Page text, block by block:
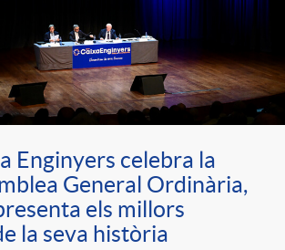
Enginyers celebra la
General Ordinària,
els millors
la seva història